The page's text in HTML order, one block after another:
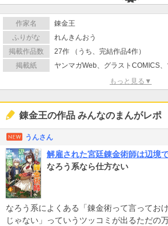
作家名
錬金王
ふりがな
れんきんおう
掲載作品数
27作 （うち、完結作品4作）
掲載紙
ヤンマガWeb、グラストCOMICS
もっと見る▼
錬金王の作品 みんなのまんがレポ
うんさん
なろう系なら仕方ない
なろう系によくある「錬金術って言ってお
じゃない」っていうツッコミが出るただの